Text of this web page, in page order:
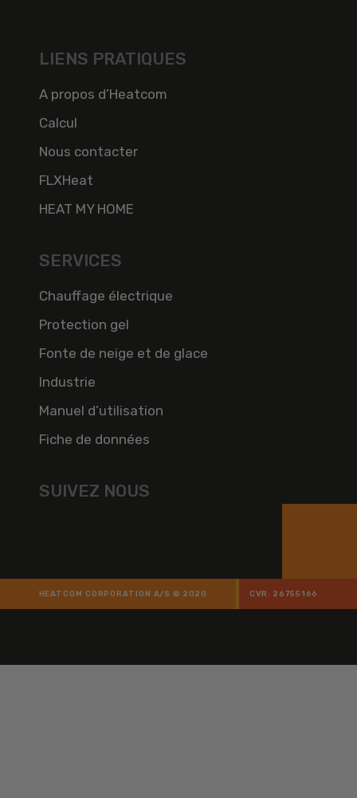
LIENS PRATIQUES
A propos d’Heatcom
Calcul
Nous contacter
FLXHeat
HEAT MY HOME
SERVICES
Chauffage électrique
Protection gel
Fonte de neige et de glace
Industrie
Manuel d’utilisation
Fiche de données
SUIVEZ NOUS
HEATCOM CORPORATION A/S © 2020 CVR: 26755166